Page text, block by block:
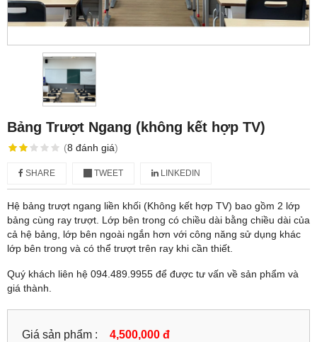
Bảng Trượt Ngang (không kết hợp TV)
(8 đánh giá)
SHARE TWEET LINKEDIN
​​​Hệ bảng trượt ngang liền khối (Không kết hợp TV) bao gồm 2 lớp
bảng cùng ray trượt. Lớp bên trong có chiều dài bằng chiều dài của
cả hệ bảng, lớp bên ngoài ngắn hơn với công năng sử dụng khác
lớp bên trong và có thể trượt trên ray khi cần thiết.
Quý khách liên hệ 094.489.9955 để được tư vấn về sản phẩm và
giá thành.
Giá sản phẩm : 4,500,000 đ